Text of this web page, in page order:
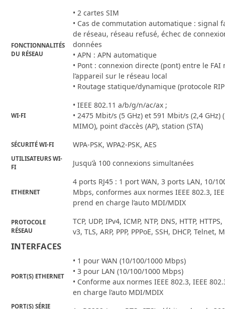
FONCTIONNALITÉS
DU RÉSEAU
• 2 cartes SIM
• Cas de commutation automatique : signal
de réseau, réseau refusé, échec de
données
• APN : APN automatique
• Pont : connexion directe (pont) entre le FAI
l’appareil sur le réseau local
• Routage statique/dynamique (protocole
WI-FI
• IEEE 802.11 a/b/g/n/ac/ax ;
• 2475 Mbit/s (5 GHz) et 591 Mbit/s (2,4 GHz)
MIMO), point d’accès (AP), station (STA)
SÉCURITÉ WI-FI WPA-PSK, WPA2-PSK, AES
UTILISATEURS WI-
FI
Jusqu’à 100 connexions simultanées
ETHERNET
4 ports RJ45 : 1 port WAN, 3 ports LAN, 10/
Mbps, conformes aux normes IEEE 802.3,
prend en charge l’auto MDI/MDIX
PROTOCOLE
RÉSEAU
TCP, UDP, IPv4, ICMP, NTP, DNS, HTTP, HTTPS,
v3, TLS, ARP, PPP, PPPoE, SSH, DHCP, Telnet,
INTERFACES
PORT(S) ETHERNET
• 1 pour WAN (10/100/1000 Mbps)
• 3 pour LAN (10/100/1000 Mbps)
• Conforme aux normes IEEE 802.3, IEEE
en charge l’auto MDI/MDIX
PORT(S) SÉRIE